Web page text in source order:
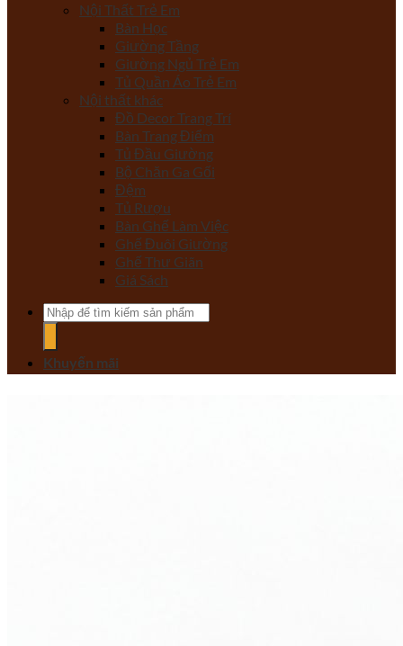
Nội Thất Trẻ Em
Bàn Học
Giường Tầng
Giường Ngủ Trẻ Em
Tủ Quần Áo Trẻ Em
Nội thất khác
Đồ Decor Trang Trí
Bàn Trang Điểm
Tủ Đầu Giường
Bộ Chăn Ga Gối
Đệm
Tủ Rượu
Bàn Ghế Làm Việc
Ghế Đuôi Giường
Ghế Thư Giãn
Giá Sách
Tìm
kiếm:
Khuyến mãi